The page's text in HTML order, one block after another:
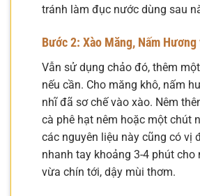
tránh làm đục nước dùng sau
Bước 2: Xào Măng, Nấm
Vẫn sử dụng chảo đó, thêm
nếu cần. Cho măng khô, nấm
nhĩ đã sơ chế vào xào. Nêm
cà phê hạt nêm hoặc một chút
các nguyên liệu này cũng có vị
nhanh tay khoảng 3-4 phút cho
vừa chín tới, dậy mùi thơm.